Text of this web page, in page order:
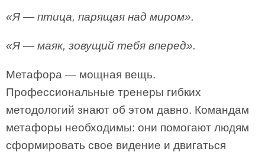
«Я — птица, парящая над миром».
«Я — маяк, зовущий тебя вперед».
Метафора — мощная вещь.
Профессиональные тренеры гибких
методологий знают об этом давно. Командам
метафоры необходимы: они помогают людям
сформировать свое видение и двигаться